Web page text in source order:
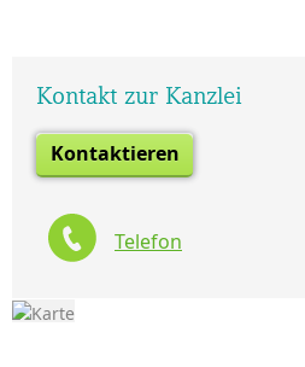
Kontakt zur Kanzlei
Kontaktieren
Telefon